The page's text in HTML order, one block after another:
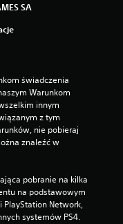
SA
świadczenia
Warunkom
innym
z tym
nie pobieraj
znaleźć w
pobranie na kilka
na podstawowym
PlayStation Network,
systemów PS4.